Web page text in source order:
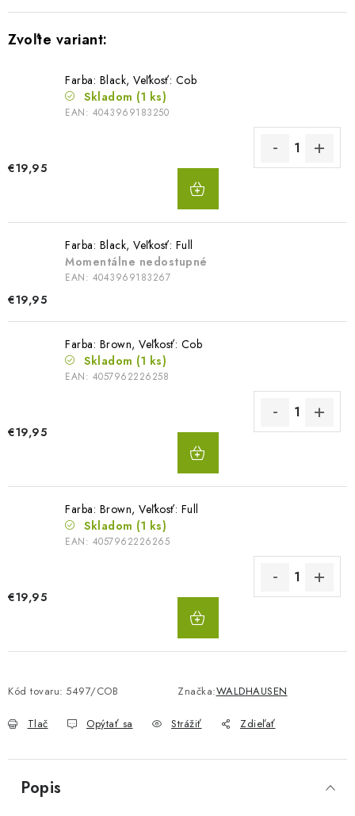
Podmienky ochrany osobných údajov
Napíšte nám
Farba: Black, Veľkosť: Cob
Skladom (1 ks)
EAN: 4043969183250
€19,95
Farba: Black, Veľkosť: Full
Momentálne nedostupné
EAN: 4043969183267
€19,95
Farba: Brown, Veľkosť: Cob
Skladom (1 ks)
EAN: 4057962226258
€19,95
Farba: Brown, Veľkosť: Full
Skladom (1 ks)
EAN: 4057962226265
€19,95
Kód tovaru: 5497/COB Značka:WALDHAUSEN
Tlač Opýtať sa Strážiť Zdieľať
Popis